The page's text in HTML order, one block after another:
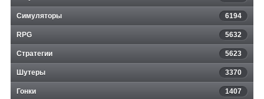
Симуляторы 6194
RPG 5632
Стратегии 5623
Шутеры 3370
Гонки 1407